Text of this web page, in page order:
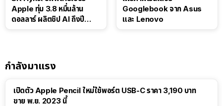
Apple ทุ่ม 3.8 หมื่นล้าน
ดอลลาร์ ผลิตชิป AI ถึงปี
Googlebook จาก Asus
และ Lenovo
กำลังมาแรง
เปิดตัว Apple Pencil ใหม่ใช้พอร์ต USB-C ราคา 3,190 บาท
ขาย พ.ย. 2023 นี้